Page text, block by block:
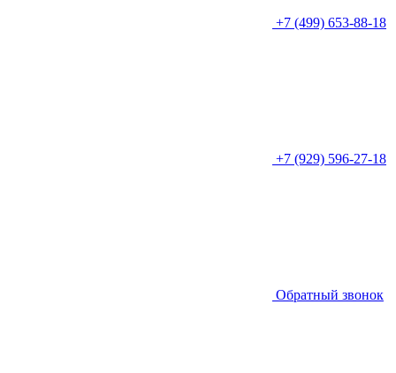
+7 (499) 653-88-18
+7 (929) 596-27-18
Обратный звонок